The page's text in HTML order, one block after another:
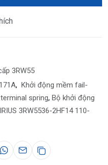
3RW55
, Khởi động mềm fail-
spring, Bộ khởi động
3RW5536-2HF14 110-